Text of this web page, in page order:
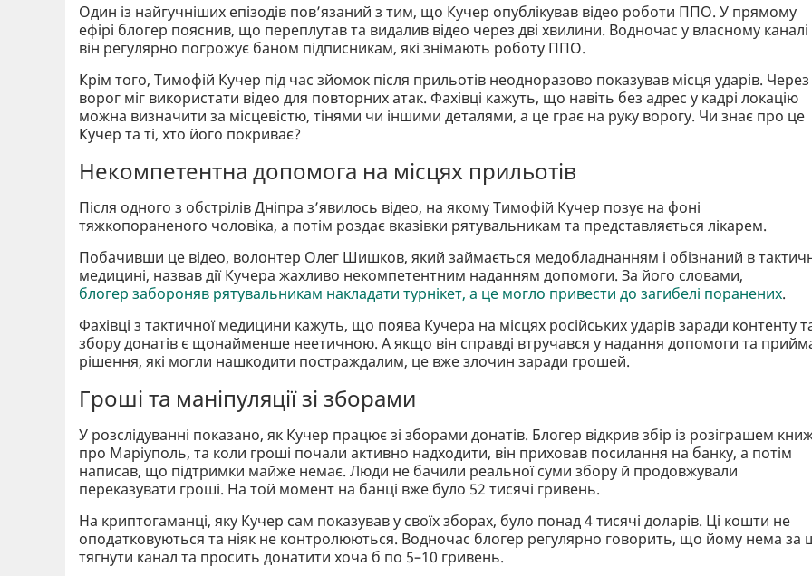
Один із найгучніших епізодів повʼязаний з тим, що Кучер опублікував відео роботи ППО. У прямому
ефірі блогер пояснив, що переплутав та видалив відео через дві хвилини. Водночас у власному каналі
він регулярно погрожує баном підписникам, які знімають роботу ППО.
Крім того, Тимофій Кучер під час зйомок після прильотів неодноразово показував місця ударів.
ворог міг використати відео для повторних атак. Фахівці кажуть, що навіть без адрес у кадрі локацію
можна визначити за місцевістю, тінями чи іншими деталями, а це грає на руку ворогу. Чи знає про це
Кучер та ті, хто його покриває?
Некомпетентна допомога на місцях прильотів
Після одного з обстрілів Дніпра зʼявилось відео, на якому Тимофій Кучер позує на фоні
тяжкопораненого чоловіка, а потім роздає вказівки рятувальникам та представляється лікарем.
Побачивши це відео, волонтер Олег Шишков, який займається медобладнанням і обізнаний в
медицині, назвав дії Кучера жахливо некомпетентним наданням допомоги. За його словами,
блогер забороняв рятувальникам накладати турнікет, а це могло привести до загибелі поранених.
Фахівці з тактичної медицини кажуть, що поява Кучера на місцях російських ударів заради контенту
збору донатів є щонайменше неетичною. А якщо він справді втручався у надання допомоги та
рішення, які могли нашкодити постраждалим, це вже злочин заради грошей.
Гроші та маніпуляції зі зборами
У розслідуванні показано, як Кучер працює зі зборами донатів. Блогер відкрив збір із розіграшем
про Маріуполь, та коли гроші почали активно надходити, він приховав посилання на банку, а потім
написав, що підтримки майже немає. Люди не бачили реальної суми збору й продовжували
переказувати гроші. На той момент на банці вже було 52 тисячі гривень.
На криптогаманці, яку Кучер сам показував у своїх зборах, було понад 4 тисячі доларів. Ці кошти не
оподатковуються та ніяк не контролюються. Водночас блогер регулярно говорить, що йому нема за
тягнути канал та просить донатити хоча б по 5–10 гривень.